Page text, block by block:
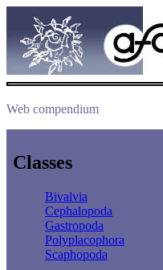
Web compendium
Classes
Bivalvia
Cephalopoda
Gastropoda
Polyplacophora
Scaphopoda